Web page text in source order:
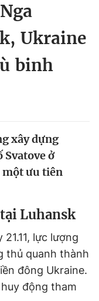
biết
quảng cáo
Ukraine
binh
xây dựng
ở
một ưu tiên
Luhansk
lực lượng
thủ quanh thành
đông Ukraine.
động tham